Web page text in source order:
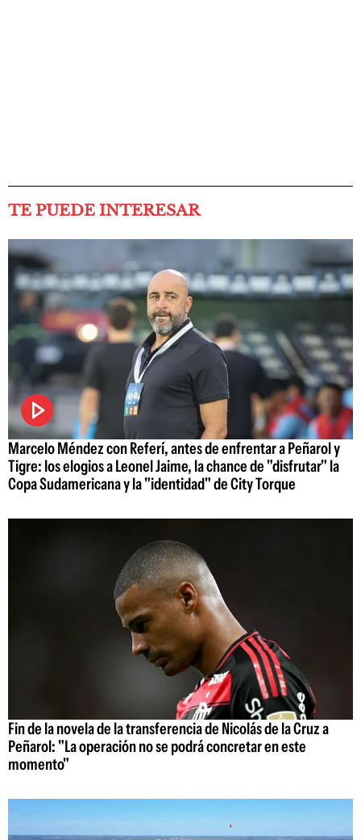
TE PUEDE INTERESAR
Marcelo Méndez con Referí, antes de enfrentar a Peñarol y
Tigre: los elogios a Leonel Jaime, la chance de "disfrutar" la
Copa Sudamericana y la "identidad" de City Torque
Fin de la novela de la transferencia de Nicolás de la Cruz a
Peñarol: "La operación no se podrá concretar en este
momento"